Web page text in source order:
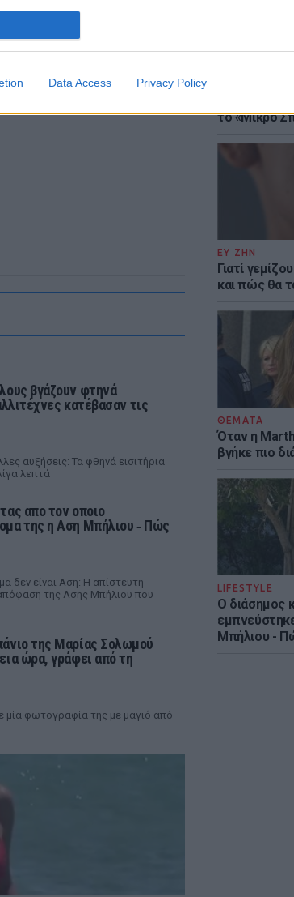
Data Access Privacy Policy
Explainer:
το «Μικρό
ΕΥ ΖΗΝ
Γιατί
και πώς θα
ΘΕΜΑΤΑ
Όταν η
βγήκε πιο
LIFESTYLE
Ο διάσημος
Μπήλιου -
βγάζουν φτηνά
κατέβασαν τις
αυξήσεις: Τα φθηνά εισιτήρια
λεπτά
απο τον οποιο
της η Αση Μπήλιου ‑ Πώς
δεν είναι Αση: Η απίστευτη
της Ασης Μπήλιου που
της Μαρίας Σολωμού
ώρα, γράφει από τη
μία φωτογραφία της με μαγιό από